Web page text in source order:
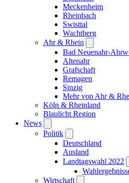
Meckenheim
Rheinbach
Swisttal
Wachtberg
Ahr & Rhein
Bad Neuenahr-
Altenahr
Grafschaft
Remagen
Sinzig
Mehr von Ahr &
Köln & Rheinland
Blaulicht Region
News
Politik
Deutschland
Ausland
Landtagswahl 2022
Wirtschaft